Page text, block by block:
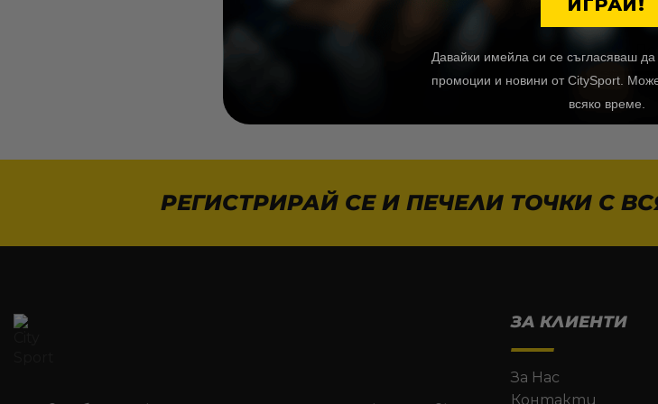
РЕГИСТРИРАЙ СЕ И ПЕЧЕЛИ ТОЧКИ С
ЗА КЛИЕНТИ
За Нас
Контакти
ИГРАЙ!
Давайки имейла си се съгласяваш
промоции и новини от CitySport.
всяко време.